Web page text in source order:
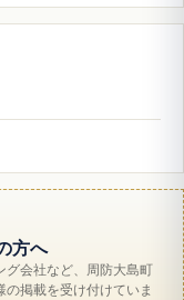
方へ
グ会社など、周防大島町
掲載を受け付けていま